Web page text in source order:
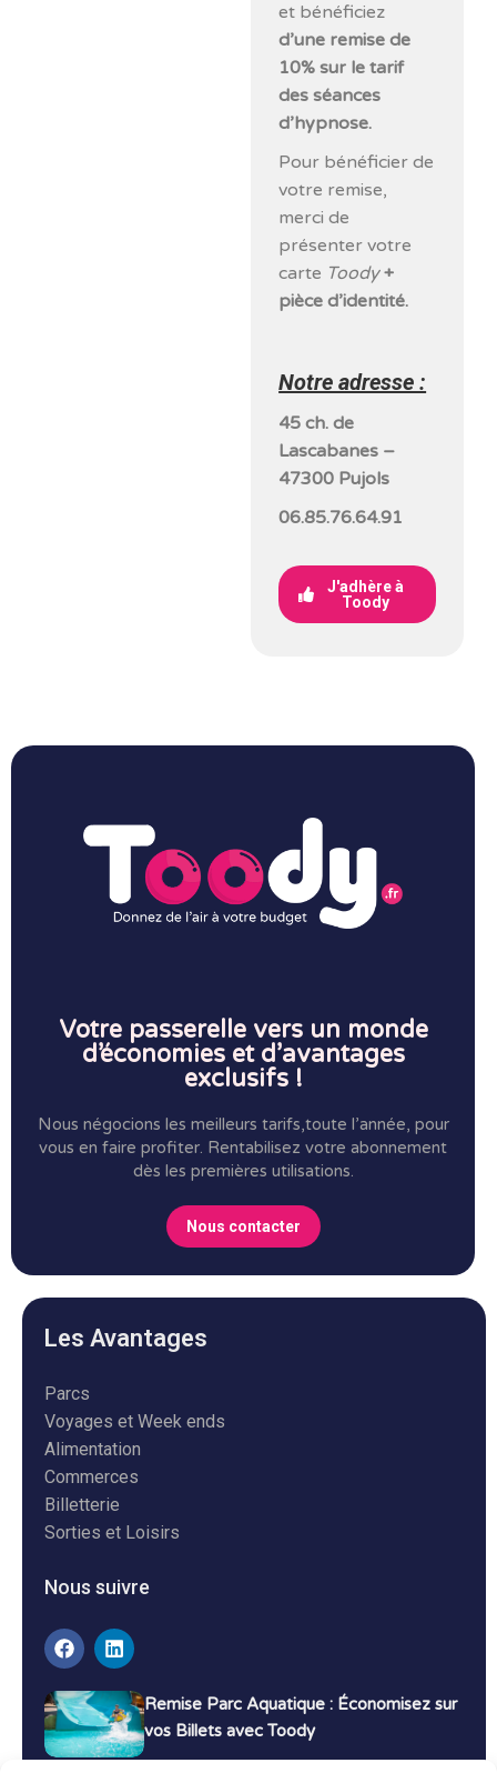
et bénéficiez
d’une remise de
10% sur le tarif
des séances
d’hypnose.
Pour bénéficier de
votre remise,
merci de
présenter votre
carte Toody +
pièce d’identité.
Notre adresse :
45 ch. de
Lascabanes –
47300 Pujols
06.85.76.64.91
J'adhère à
Toody
Votre passerelle vers un monde
d’économies et d’avantages
exclusifs !
Nous négocions les meilleurs tarifs,toute l’année, pour
vous en faire profiter. Rentabilisez votre abonnement
dès les premières utilisations.
Nous contacter
Les Avantages
Parcs
Voyages et Week ends
Alimentation
Commerces
Billetterie
Sorties et Loisirs
Nous suivre
Remise Parc Aquatique : Économisez sur
vos Billets avec Toody